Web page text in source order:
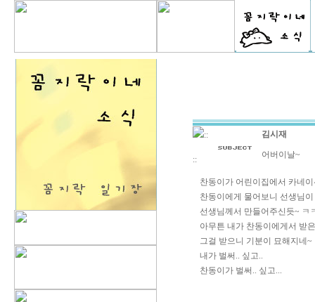
:: 김시재
:: 어버이날~
찬동이가 어린이집에서 카네
찬동이에게 물어보니 선생님
선생님께서 만들어주신듯~ ㅋ
아무튼 내가 찬동이에게서 받
그걸 받으니 기분이 묘해지네~
내가 벌써.. 싶고..
찬동이가 벌써.. 싶고...